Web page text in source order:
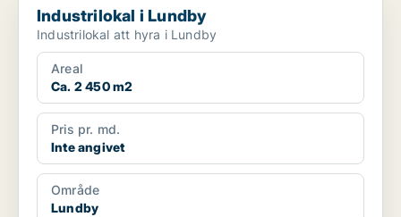
Industrilokal i Lundby
Industrilokal att hyra i Lundby
Areal
Ca. 2 450 m2
Pris pr. md.
Inte angivet
Område
Lundby